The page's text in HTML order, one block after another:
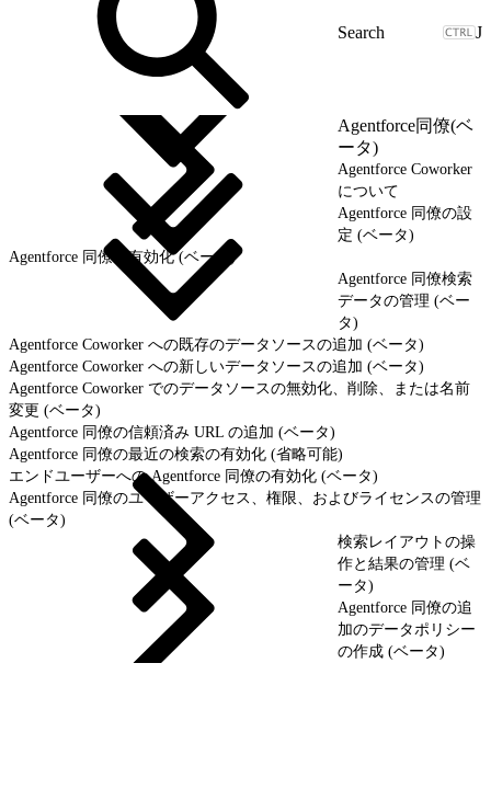
J
Agentforce同僚(ベ
ータ)
Agentforce Coworker
について
Agentforce 同僚の設
定 (ベータ)
Agentforce 同僚の有効化 (ベータ)
Agentforce 同僚検索
データの管理 (ベー
タ)
Agentforce Coworker への既存のデータソースの追加 (ベータ)
Agentforce Coworker への新しいデータソースの追加 (ベータ)
Agentforce Coworker でのデータソースの無効化、削除、または名前
変更 (ベータ)
Agentforce 同僚の信頼済み URL の追加 (ベータ)
Agentforce 同僚の最近の検索の有効化 (省略可能)
エンドユーザーへの Agentforce 同僚の有効化 (ベータ)
Agentforce 同僚のユーザーアクセス、権限、およびライセンスの管理
(ベータ)
検索レイアウトの操
作と結果の管理 (ベ
ータ)
Agentforce 同僚の追
加のデータポリシー
の作成 (ベータ)